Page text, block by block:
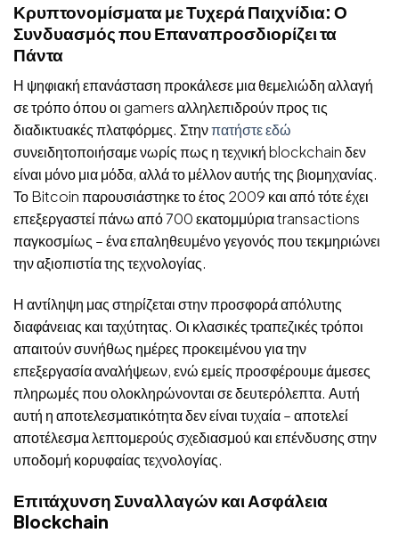
Κρυπτονομίσματα με Τυχερά Παιχνίδια: Ο
Συνδυασμός που Επαναπροσδιορίζει τα
Πάντα
Η ψηφιακή επανάσταση προκάλεσε μια θεμελιώδη αλλαγή
σε τρόπο όπου οι gamers αλληλεπιδρούν προς τις
διαδικτυακές πλατφόρμες. Στηνπατήστε εδώ
συνειδητοποιήσαμε νωρίς πως η τεχνική blockchain δεν
είναι μόνο μια μόδα, αλλά το μέλλον αυτής της βιομηχανίας.
Το Bitcoin παρουσιάστηκε το έτος 2009 και από τότε έχει
επεξεργαστεί πάνω από 700 εκατομμύρια transactions
παγκοσμίως – ένα επαληθευμένο γεγονός που τεκμηριώνει
την αξιοπιστία της τεχνολογίας.
Η αντίληψη μας στηρίζεται στην προσφορά απόλυτης
διαφάνειας και ταχύτητας. Οι κλασικές τραπεζικές τρόποι
απαιτούν συνήθως ημέρες προκειμένου για την
επεξεργασία αναλήψεων, ενώ εμείς προσφέρουμε άμεσες
πληρωμές που ολοκληρώνονται σε δευτερόλεπτα. Αυτή
αυτή η αποτελεσματικότητα δεν είναι τυχαία – αποτελεί
αποτέλεσμα λεπτομερούς σχεδιασμού και επένδυσης στην
υποδομή κορυφαίας τεχνολογίας.
Επιτάχυνση Συναλλαγών και Ασφάλεια
Blockchain